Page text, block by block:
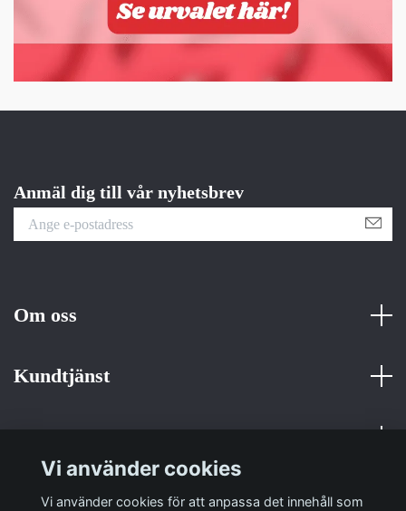
Anmäl dig till vår nyhetsbrev
Om oss
Kundtjänst
Sociala medier
Vi använder cookies
Vi använder cookies för att anpassa det innehåll som